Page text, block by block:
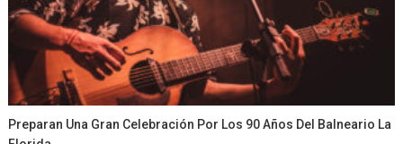
Preparan Una Gran Celebración Por Los 90 Años Del Balneario La